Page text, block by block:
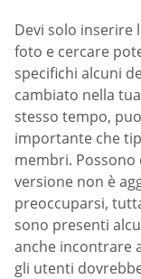
Devi solo inserire
foto e cercare
specifichi alcuni
cambiato nella
stesso tempo,
importante che
membri. Possono
versione non è
preoccuparsi,
sono presenti
anche incontrare
gli utenti